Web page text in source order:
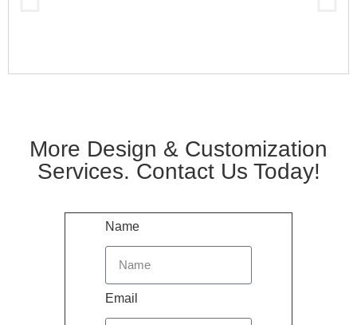
More Design & Customization
Services. Contact Us Today!
Name
Email